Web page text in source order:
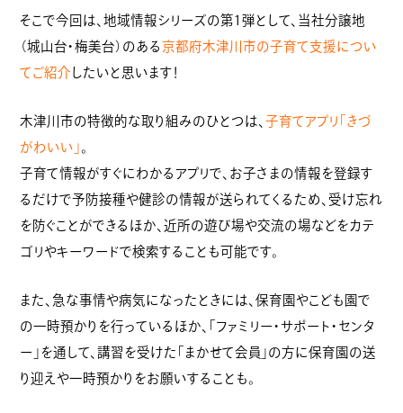
そこで今回は、地域情報シリーズの第1弾として、当社分譲地
（城山台・梅美台）のある京都府木津川市の子育て支援につい
てご紹介 したいと思います！
木津川市の特徴的な取り組みのひとつは、子育てアプリ「きづ
がわいい」 。
子育て情報がすぐにわかるアプリで、お子さまの情報を登録す
るだけで予防接種や健診の情報が送られてくるため、受け忘れ
を防ぐことができるほか、近所の遊び場や交流の場などをカテ
ゴリやキーワードで検索することも可能です。
また、急な事情や病気になったときには、保育園やこども園で
の一時預かりを行っているほか、「ファミリー・サポート・センタ
ー」を通して、講習を受けた「まかせて会員」の方に保育園の送
り迎えや一時預かりをお願いすることも。